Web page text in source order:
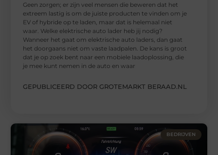
Geen zorgen; er zijn veel mensen die beweren dat het
extreem lastig is om de juiste producten te vinden om je
EV of hybride op te laden, maar dat is helemaal niet
waar. Welke elektrische auto lader heb jij nodig?
Wanneer het gaat om elektrische auto laders, dan gaat
het doorgaans niet om vaste laadpalen. De kans is groot
dat je op zoek bent naar een mobiele laadoplossing, die
je mee kunt nemen in de auto en waar
GEPUBLICEERD DOOR GROTEMARKT BERAAD.NL
BEDRIJVEN